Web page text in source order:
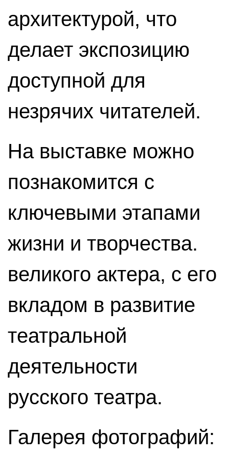
архитектурой, что
делает экспозицию
доступной для
незрячих читателей.
На выставке можно
познакомится с
ключевыми этапами
жизни и творчества.
великого актера, с его
вкладом в развитие
театральной
деятельности
русского театра.
Галерея фотографий: